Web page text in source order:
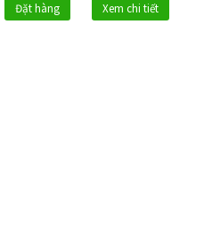
Đặt hàng Xem chi tiết